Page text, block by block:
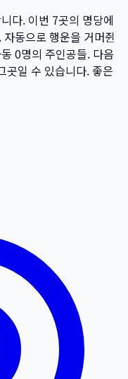
다. 이번 7곳의 명당에
동으로 행운을 거머쥔
0명의 주인공들. 다음
곳일 수 있습니다. 좋은